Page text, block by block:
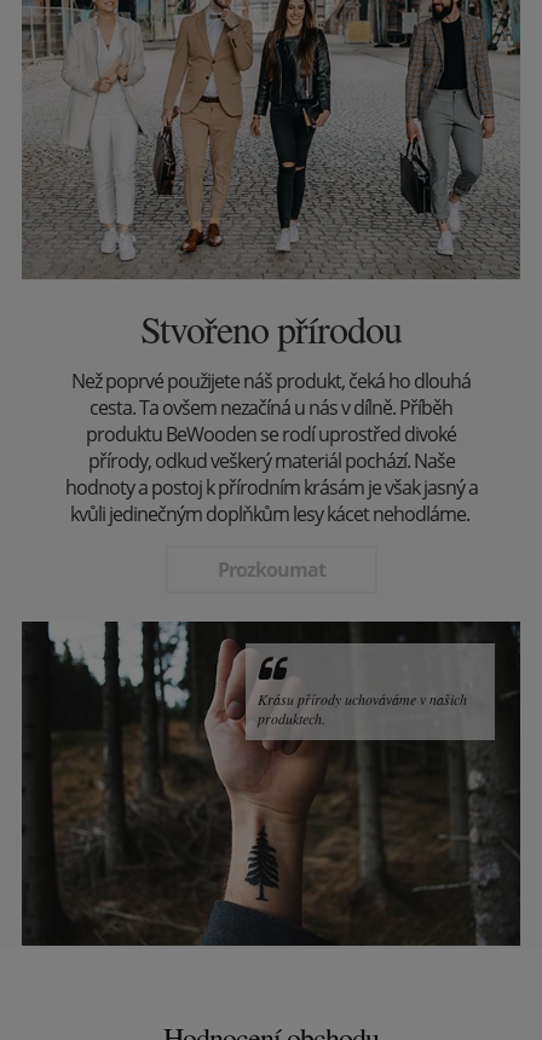
Stvořeno přírodou
Než poprvé použijete náš produkt, čeká ho dlouhá
cesta. Ta ovšem nezačíná u nás v dílně. Příběh
produktu BeWooden se rodí uprostřed divoké
přírody, odkud veškerý materiál pochází. Naše
hodnoty a postoj k přírodním krásám je však jasný a
kvůli jedinečným doplňkům lesy kácet nehodláme.
Prozkoumat
Krásu přírody uchováváme v našich
produktech.